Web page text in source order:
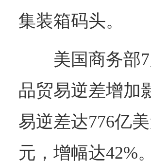
集装箱码头。
美国商务部
品贸易逆差增加
易逆差达776亿
元，增幅达42%。